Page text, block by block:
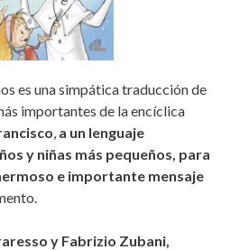
es una simpática traducción de
importantes de la encíclica
a un lenguaje
y niñas más pequeños, para
e importante mensaje
y Fabrizio Zubani,